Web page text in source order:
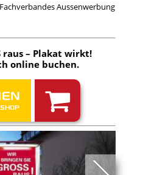
Aussenwerbung
raus – Plakat wirkt!
online buchen.